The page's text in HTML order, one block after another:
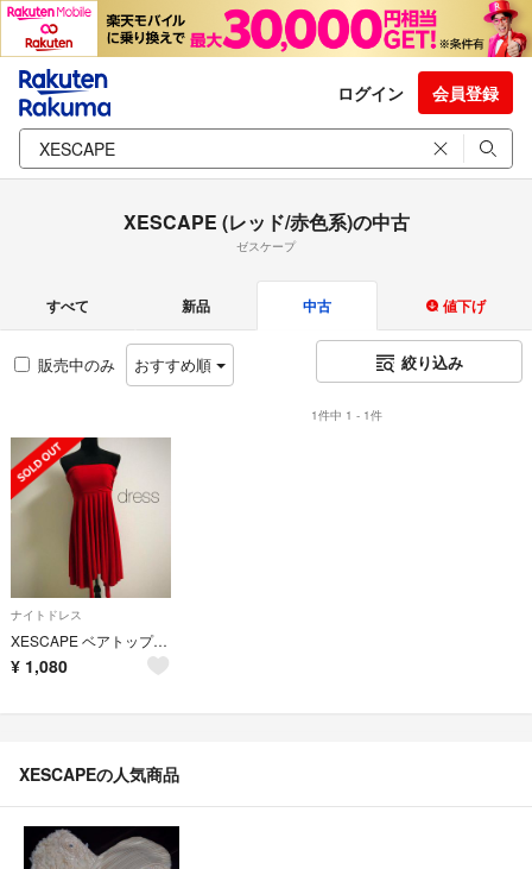
ログイン 会員登録
XESCAPE (レッド/赤色系)の中古
ゼスケープ
すべて 新品 中古 値下げ
販売中のみ おすすめ順 絞り込み
1件中 1 - 1件
ナイトドレス
XESCAPE ベアトップドレス
¥ 1,080
XESCAPEの人気商品